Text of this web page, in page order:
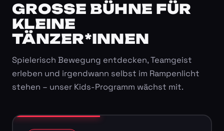
GROSSE BÜHNE FÜR K
LEINE T
ÄNZER*INNEN
Spielerisch Bewegung entdecken, Teamgeist
erleben und irgendwann selbst im Rampenlicht
stehen – unser Kids-Programm wächst mit.